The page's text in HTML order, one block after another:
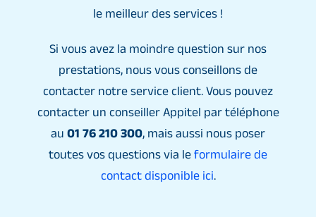
le meilleur des services !
Si vous avez la moindre question sur nos
prestations, nous vous conseillons de
contacter notre service client. Vous pouvez
contacter un conseiller Appitel par téléphone
au 01 76 210 300, mais aussi nous poser
toutes vos questions via le formulaire de
contact disponible ici.